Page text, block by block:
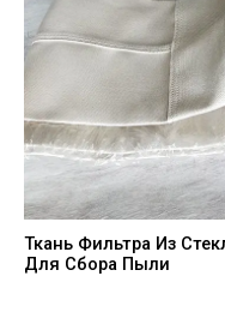
Ткань Фильтра Из
Для Сбора Пыли